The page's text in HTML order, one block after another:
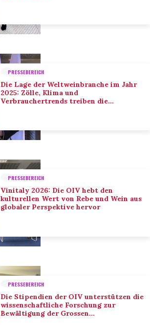
PRESSEBEREICH
Die Lage der Weltweinbranche im Jahr
2025: Zölle, Klima und
Verbrauchertrends treiben die
PRESSEBEREICH
Vinitaly 2026: Die OIV hebt den
kulturellen Wert von Rebe und Wein aus
globaler Perspektive hervor
PRESSEBEREICH
Die Stipendien der OIV unterstützen die
wissenschaftliche Forschung zur
Bewältigung der Grossen